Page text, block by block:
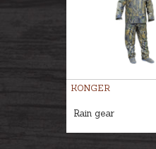
KONGER
Rain gear